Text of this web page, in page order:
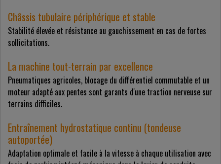
Châssis tubulaire périphérique et stable
Stabilité élevée et résistance au gauchissement en cas de fortes
sollicitations.
La machine tout-terrain par excellence
Pneumatiques agricoles, blocage du différentiel commutable et un
moteur adapté aux pentes sont garants d'une traction nerveuse sur
terrains difficiles.
Entraînement hydrostatique continu (tondeuse
autoportée)
Adaptation optimale et facile à la vitesse à chaque utilisation avec